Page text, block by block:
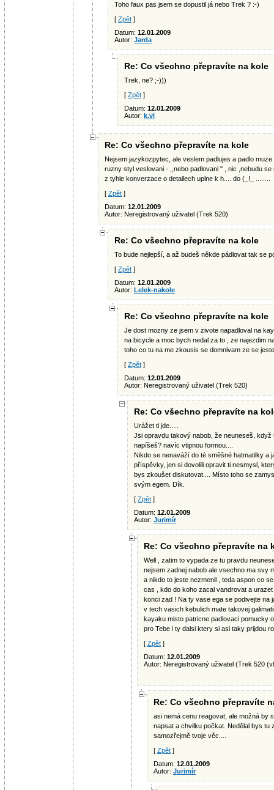
Toho faux pas jsem se dopustil já nebo Trek ? :-)
[ Zpět ]
Datum: 12.01.2009
Autor: Jarda
Re: Co všechno přepravíte na kole
Trek, ne? ;-)))
[ Zpět ]
Datum: 12.01.2009
Autor: k.vl
Re: Co všechno přepravíte na kole
Nejsem jazykozpytec, ale veslem padlujes a padlo
ruzny styl veslovani - ,,nebo padlovani '' , nic ,nebudu
z tyhle konverzace o detailech uplne k h.... do (_!_ ........
[ Zpět ]
Datum: 12.01.2009
Autor: Neregistrovaný uživatel (Trek 520)
Re: Co všechno přepravíte na kole
To bude nejlepší, a až budeš někde pádlovat tak se
[ Zpět ]
Datum: 12.01.2009
Autor: Lelek-nakole
Re: Co všechno přepravíte na kole
Je dost mozny ze jsem v zivote napadloval na
na bicycle a moc bych nedal za to , ze najezdim
toho co tu na me zkousis se domnivam ze se
[ Zpět ]
Datum: 12.01.2009
Autor: Neregistrovaný uživatel (Trek 520)
Re: Co všechno přepravíte na
Urážet ti jde.....
Jsi opravdu takový nabob, že neuneseš,
napíšeš? navíc vtipnou formou....
Nikdo se nenaváží do té směšné hatmatilky a
příspěvky, jen si dovolili opravit ti nesmysl,
bys zkoušet diskutovat.... Místo toho se
svým egem. Dík.
[ Zpět ]
Datum: 12.01.2009
Autor: Jurimír
Re: Co všechno přepravíte na
Well , zatim to vypada ze tu pravdu
nejsem zadnej nabob ale vsechno ma svy
a nikdo to jeste nezmenil , teda aspon co
cas , kdo do koho zacal vandrovat a
konci zad ! Na ty vase ega se podivejte na
v tech vasich kebulich mate takovej
kayaku misto patricne padlovaci pomucky
pro Tebe i ty dalsi ktery si asi taky prijdou
[ Zpět ]
Datum: 12.01.2009
Autor: Neregistrovaný uživatel (Trek 520 (
Re: Co všechno přepravíte
asi nemá cenu reagovat, ale možná by
napsat a chvilku počkat. Nedělal bys tu
samozřejmě tvoje věc....
[ Zpět ]
Datum: 12.01.2009
Autor: Jurimír